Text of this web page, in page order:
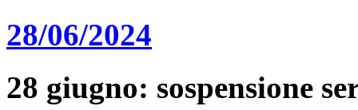
28/06/2024
28 giugno: sospensione